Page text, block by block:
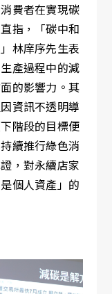
費者在實現碳
指，「碳中和
林庠序先生表
產過程中的減
的影響力。其
資訊不透明導
階段的目標便
續推行綠色消
，對永續店家
個人資產」的